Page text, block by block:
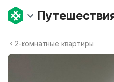
2-комнатные квартиры